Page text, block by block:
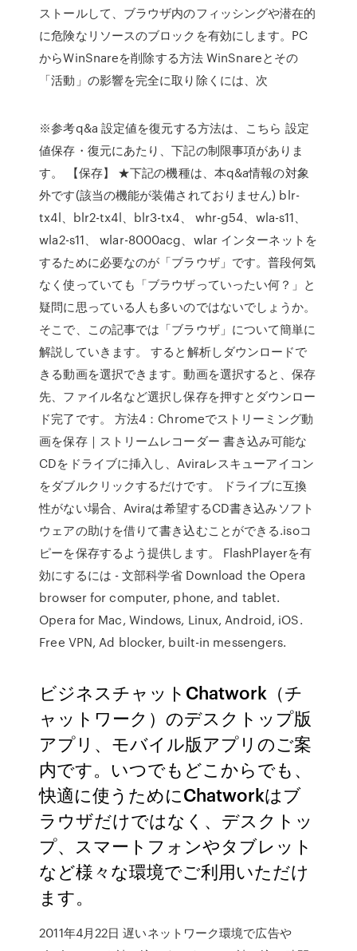
ストールして、ブラウザ内のフィッシングや潜在的
に危険なリソースのブロックを有効にします。PC
からWinSnareを削除する方法 WinSnareとその
「活動」の影響を完全に取り除くには、次
※参考q&a 設定値を復元する方法は、こちら 設定
値保存・復元にあたり、下記の制限事項がありま
す。 【保存】 ★下記の機種は、本q&a情報の対象
外です(該当の機能が装備されておりません) blr-
tx4l、blr2-tx4l、blr3-tx4、 whr-g54、wla-s11、
wla2-s11、 wlar-8000acg、wlar インターネットを
するために必要なのが「ブラウザ」です。普段何気
なく使っていても「ブラウザっていったい何？」と
疑問に思っている人も多いのではないでしょうか。
そこで、この記事では「ブラウザ」について簡単に
解説していきます。 すると解析しダウンロードで
きる動画を選択できます。動画を選択すると、保存
先、ファイル名など選択し保存を押すとダウンロー
ド完了です。 方法4：Chromeでストリーミング動
画を保存｜ストリームレコーダー 書き込み可能な
CDをドライブに挿入し、Aviraレスキューアイコン
をダブルクリックするだけです。 ドライブに互換
性がない場合、Aviraは希望するCD書き込みソフト
ウェアの助けを借りて書き込むことができる.isoコ
ピーを保存するよう提供します。 FlashPlayerを有
効にするには - 文部科学省 Download the Opera
browser for computer, phone, and tablet.
Opera for Mac, Windows, Linux, Android, iOS.
Free VPN, Ad blocker, built-in messengers.
ビジネスチャットChatwork（チ
ャットワーク）のデスクトップ版
アプリ、モバイル版アプリのご案
内です。いつでもどこからでも、
快適に使うためにChatworkはブ
ラウザだけではなく、デスクトッ
プ、スマートフォンやタブレット
など様々な環境でご利用いただけ
ます。
2011年4月22日 遅いネットワーク環境で広告や